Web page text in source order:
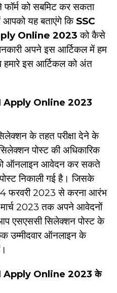
फॉर्म को सबमिट कर सकता
यह बताएंगे किSSC
Online 2023 को कैसे
अपने इस आर्टिकल में हम
हमारे इस आर्टिकल को अंत
Apply Online 2023
के तहत परीक्षा देने के
पोस्ट की अधिकारिक
ऑनलाइन आवेदन कर सकते
निकाली गई है। जिसके
फरवरी 2023 से करना आरंभ
2023 तक अपने आवेदनों
एसएससी सिलेक्शन पोस्ट के
उम्मीदवार ऑनलाइन के
Apply Online 2023 के